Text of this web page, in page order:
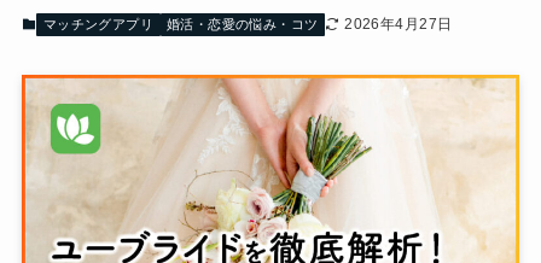
マッチングアプリ 婚活・恋愛の悩み・コツ 2026年4月27日